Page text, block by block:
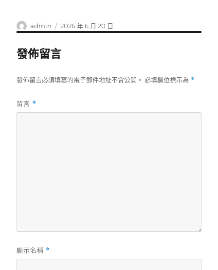
作
者
admin
發
佈
2026 年 6 月 20 日
發佈留言
發佈留言必須填寫的電子郵件地址不會公開。 必填欄位標示為 *
留言 *
顯示名稱 *